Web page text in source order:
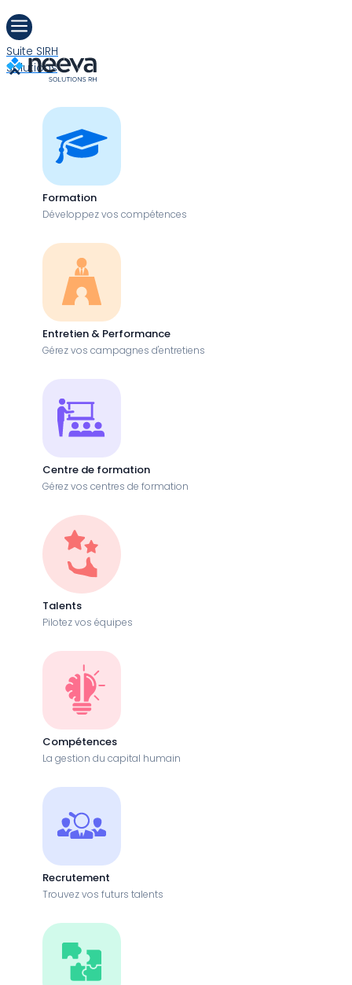
a
Suite SIRH
Solutions
Formation
Développez vos compétences
Entretien & Performance
Gérez vos campagnes d'entretiens
Centre de formation
Gérez vos centres de formation
Talents
Pilotez vos équipes
Compétences
La gestion du capital humain
Recrutement
Trouvez vos futurs talents